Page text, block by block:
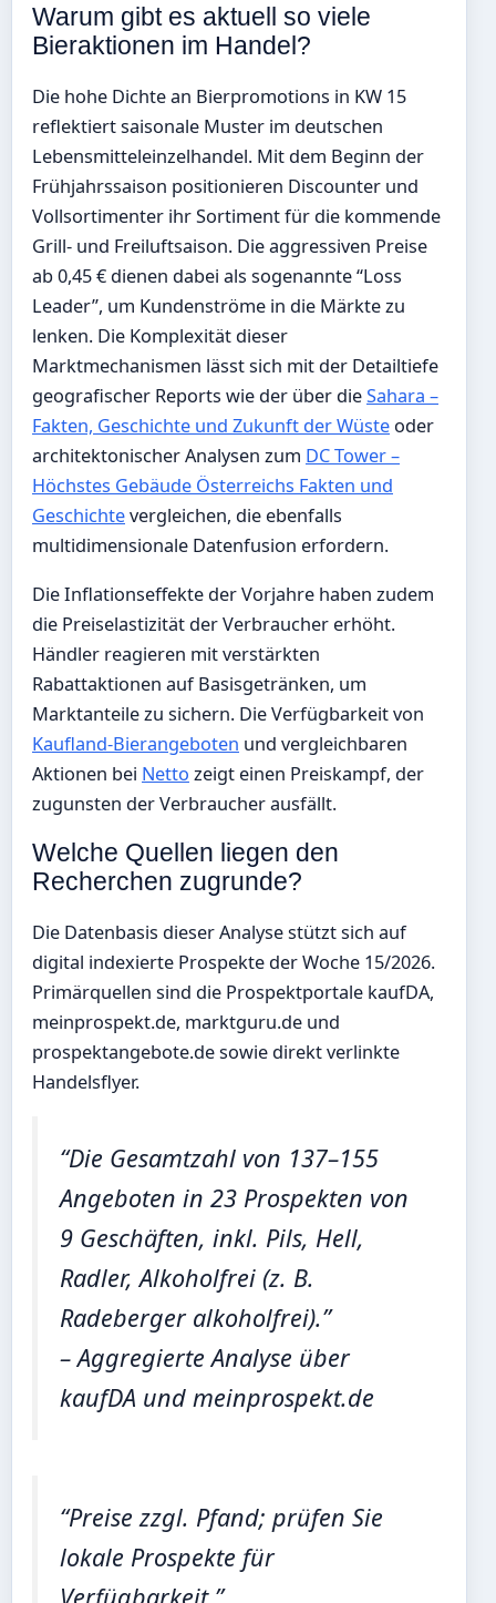
Warum gibt es aktuell so viele
Bieraktionen im Handel?
Die hohe Dichte an Bierpromotions in KW 15
reflektiert saisonale Muster im deutschen
Lebensmitteleinzelhandel. Mit dem Beginn der
Frühjahrssaison positionieren Discounter und
Vollsortimenter ihr Sortiment für die kommende
Grill- und Freiluftsaison. Die aggressiven Preise
ab 0,45 € dienen dabei als sogenannte “Loss
Leader”, um Kundenströme in die Märkte zu
lenken. Die Komplexität dieser
Marktmechanismen lässt sich mit der Detailtiefe
geografischer Reports wie der über dieSahara –
Fakten, Geschichte und Zukunft der Wüste oder
architektonischer Analysen zum DC Tower –
Höchstes Gebäude Österreichs Fakten und
Geschichtevergleichen, die ebenfalls
multidimensionale Datenfusion erfordern.
Die Inflationseffekte der Vorjahre haben zudem
die Preiselastizität der Verbraucher erhöht.
Händler reagieren mit verstärkten
Rabattaktionen auf Basisgetränken, um
Marktanteile zu sichern. Die Verfügbarkeit von
Kaufland-Bierangeboten und vergleichbaren
Aktionen bei Netto zeigt einen Preiskampf, der
zugunsten der Verbraucher ausfällt.
Welche Quellen liegen den
Recherchen zugrunde?
Die Datenbasis dieser Analyse stützt sich auf
digital indexierte Prospekte der Woche 15/2026.
Primärquellen sind die Prospektportale kaufDA,
meinprospekt.de, marktguru.de und
prospektangebote.de sowie direkt verlinkte
Handelsflyer.
“Die Gesamtzahl von 137–155
Angeboten in 23 Prospekten von
9 Geschäften, inkl. Pils, Hell,
Radler, Alkoholfrei (z. B.
Radeberger alkoholfrei).”
– Aggregierte Analyse über
kaufDA und meinprospekt.de
“Preise zzgl. Pfand; prüfen Sie
lokale Prospekte für